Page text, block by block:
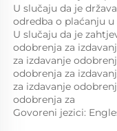
U slučaju da je
odredba o plaćanju u
U slučaju da je
odobrenja za
za izdavanje
odobrenja za
za izdavanje
odobrenja za
Govoreni jezici: